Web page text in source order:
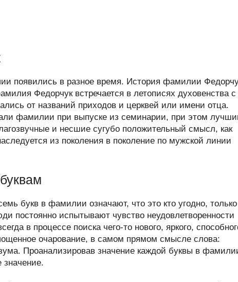
появились в разное время. История фамилии
Федорчук встречается в летописях духовенства с
от названий приходов и церквей или имени отца.
фамилии при выпуске из семинарии, при этом
и несшие сугубо положительный смысл, как
из поколения в поколение по мужской линии
букв в фамилии означают, что это кто угодно,
постоянно испытывают чувство неудовлетворенности
в процессе поиска чего-то нового, яркого,
очарование, в самом прямом смысле слова:
Проанализировав значение каждой буквы в
значение.